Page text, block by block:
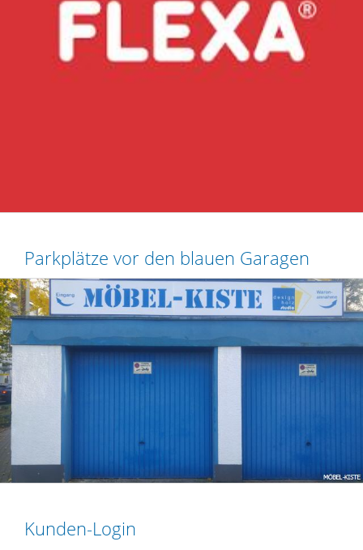
Parkplätze vor den blauen Garagen
Kunden-Login